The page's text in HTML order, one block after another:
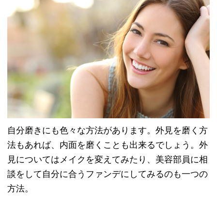
自分磨きにも色々な方法があります。外見を磨く方
法もあれば、内面を磨くことも出来るでしょう。外
見についてはメイクを変えてみたり、美容部員に相
談をして自分に合うファンデにしてみるのも一つの
方法。